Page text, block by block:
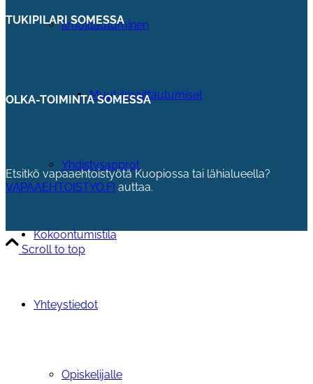
Ilmoittautuminen
Muut ilmoittautumiset
Yhdistysapprot
Kokoontumistila
Yhteystiedot
Opiskelijalle
TUKIPILARI SOMESSA
OLKA-TOIMINTA SOMESSA
Etsitkö vapaaehtoistyötä Kuopiossa tai lähialueella?
VAPAAEHTOISTYO.FI auttaa.
Scroll to top